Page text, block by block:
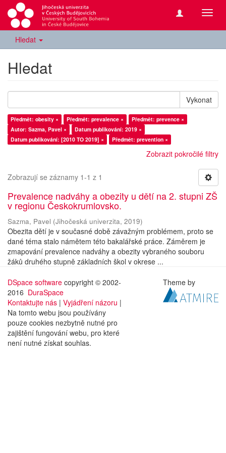
Hledat
Hledat
Vykonat
Předmět: obesity × Předmět: prevalence ×
Předmět: prevence ×
Autor: Sazma, Pavel ×
Datum publikování: 2019 ×
Datum publikování: [2010 TO 2019] ×
Předmět: prevention ×
Zobrazit pokročilé filtry
Zobrazují se záznamy 1-1 z 1
Prevalence nadváhy a obezity u dětí na 2. stupni ZŠ
v regionu Českokrumlovsko.
Sazma, Pavel (Jihočeská univerzita, 2019)
Obezita dětí je v současné době závažným problémem, proto se
dané téma stalo námětem této bakalářské práce. Záměrem je
zmapování prevalence nadváhy a obezity vybraného souboru
žáků druhého stupně základních škol v okrese ...
DSpace software copyright © 2002-
2016 DuraSpace
Kontaktujte nás | Vyjádření názoru |
Na tomto webu jsou používány
pouze cookies nezbytně nutné pro
zajištění fungování webu, pro které
není nutné získat souhlas.
Theme by